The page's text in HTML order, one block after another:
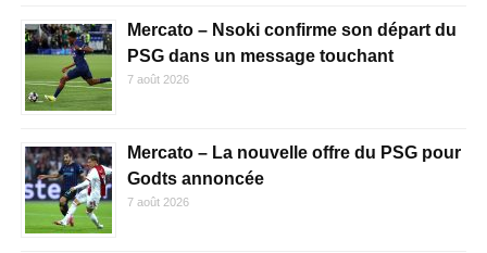
Mercato – Nsoki confirme son départ du
PSG dans un message touchant
7 août 2026
Mercato – La nouvelle offre du PSG pour
Godts annoncée
7 août 2026